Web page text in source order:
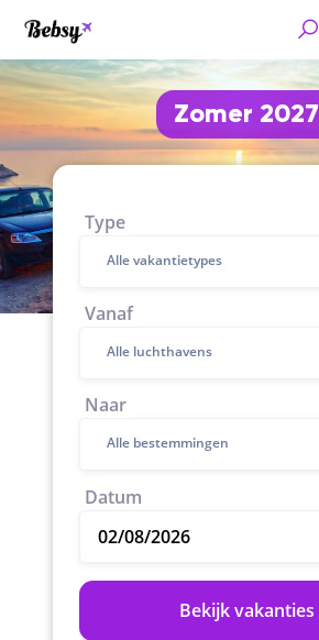
Zomer 2027
Type
Alle vakantietypes
Vanaf
Naar
Alle bestemmingen
Datum
Bekijk vakanties